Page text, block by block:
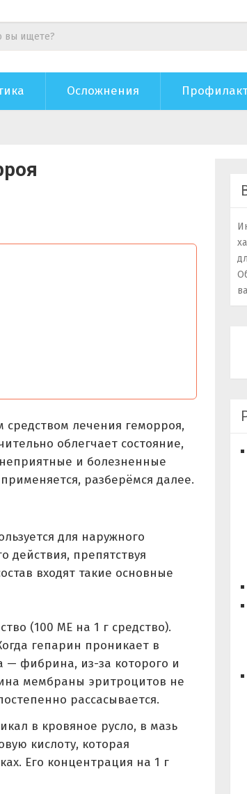
Осложнения
лечения геморроя,
облегчает состояние,
и болезненные
разберёмся далее.
для наружного
действия, препятствуя
входят такие основные
(100 МЕ на 1 г средство).
гепарин проникает в
— фибрина, из-за которого и
мембраны эритроцитов не
рассасывается.
в кровяное русло, в мазь
кислоту, которая
Его концентрация на 1 г